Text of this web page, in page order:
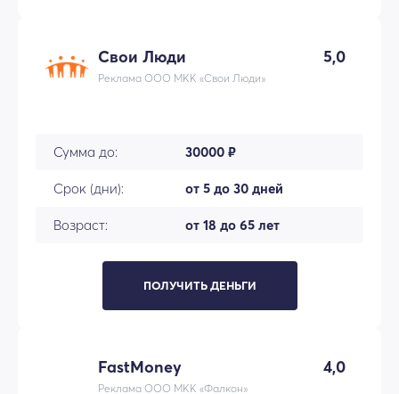
Свои Люди 5,0
Реклама ООО МКК «Свои Люди»
Сумма до: 30000 ₽
Срок (дни): от 5 до 30 дней
Возраст: от 18 до 65 лет
ПОЛУЧИТЬ ДЕНЬГИ
FastMoney 4,0
Реклама ООО МКК «Фалкон»